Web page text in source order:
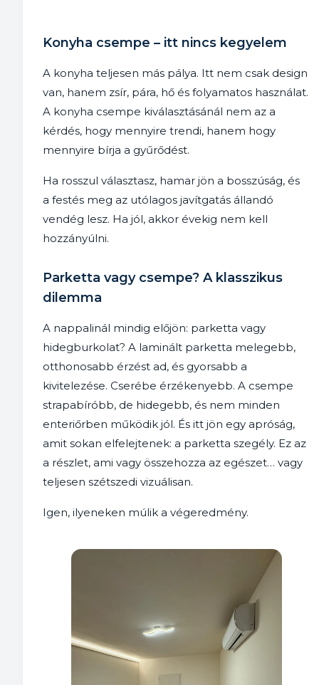
Konyha csempe – itt nincs kegyelem
A konyha teljesen más pálya. Itt nem csak design
van, hanem zsír, pára, hő és folyamatos használat.
A konyha csempe kiválasztásánál nem az a
kérdés, hogy mennyire trendi, hanem hogy
mennyire bírja a gyűrődést.
Ha rosszul választasz, hamar jön a bosszúság, és
a festés meg az utólagos javítgatás állandó
vendég lesz. Ha jól, akkor évekig nem kell
hozzányúlni.
Parketta vagy csempe? A klasszikus
dilemma
A nappalinál mindig előjön: parketta vagy
hidegburkolat? A laminált parketta melegebb,
otthonosabb érzést ad, és gyorsabb a
kivitelezése. Cserébe érzékenyebb. A csempe
strapabíróbb, de hidegebb, és nem minden
enteriőrben működik jól. És itt jön egy apróság,
amit sokan elfelejtenek: a parketta szegély. Ez az
a részlet, ami vagy összehozza az egészet… vagy
teljesen szétszedi vizuálisan.
Igen, ilyeneken múlik a végeredmény.